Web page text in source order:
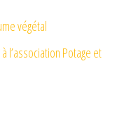
végétal
l’association Potage et